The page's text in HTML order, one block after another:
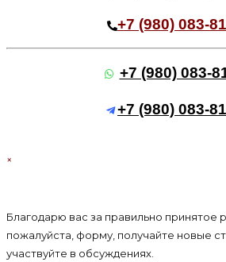
+7 (980) 083-
+7 (980) 083-
+7 (980) 083-
×
Благодарю вас за правильно принятое
пожалуйста, форму, получайте новые
участвуйте в обсуждениях.